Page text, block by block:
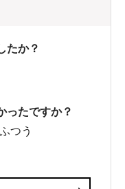
たか？
ったですか？
つう